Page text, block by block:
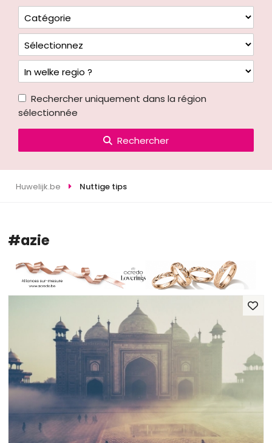
Rechercher uniquement dans la région
sélectionnée
Rechercher
Huwelijk.be Nuttige tips
#azie